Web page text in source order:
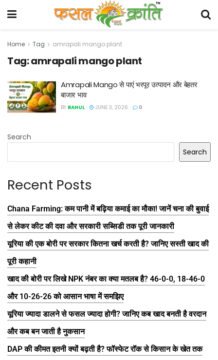
Home Tag amrapali mango plant
Tag:amrapali mango plant
Amrapali Mango से पाएं भरपूर उत्पादन और बेहतर
बाजार भाव
BY RAHUL JUNE 3, 2026 0
Search
Search
Recent Posts
Chana Farming: कम पानी में बढ़िया कमाई का मौका! जानें चना की बुवाई
से लेकर कीट की दवा और सरकारी सब्सिडी तक पूरी जानकारी
यूरिया की एक बोरी पर सरकार कितना खर्च करती है? जानिए सस्ती खाद की
पूरी कहानी
खाद की बोरी पर लिखे NPK नंबर का क्या मतलब है? 46-0-0, 18-46-0
और 10-26-26 को आसान भाषा में समझिए
यूरिया ज्यादा डालने से फसल ज्यादा होगी? जानिए कब खाद बनती है वरदान
और कब बन जाती है नुकसान
DAP की कीमत इतनी क्यों बढ़ती है? फॉस्फेट रॉक से किसान के खेत तक